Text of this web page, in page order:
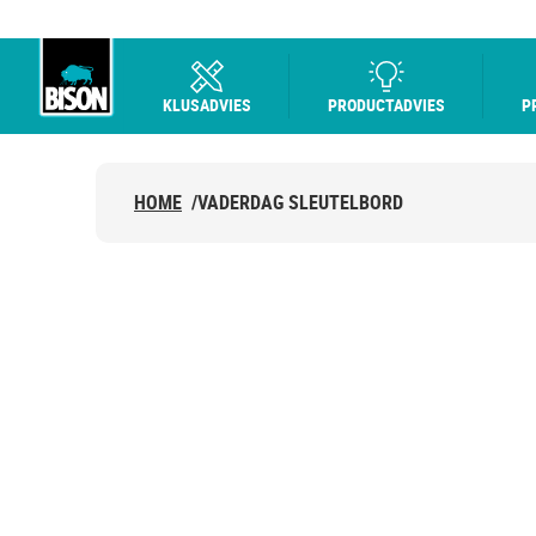
KLUSADVIES PRODUCTADVIES
HOME /VADERDAG SLEUTELBORD